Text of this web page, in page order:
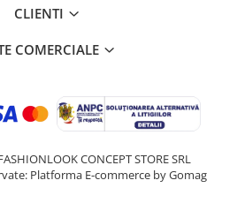
CLIENTI
COMERCIALE
CONCEPT STORE SRL
Platforma E-commerce by Gomag